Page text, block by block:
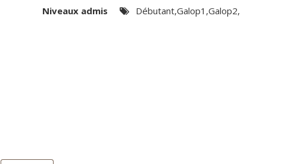
Niveaux admis
Débutant,Galop1,Galop2,